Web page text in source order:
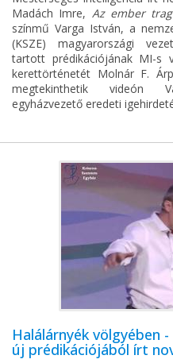
Madách Imre, Az ember
színmű Varga István, a
(KSZE) magyarországi
tartott prédikációjának MI-s
kerettörténetét Molnár F.
megtekinthetik videón
egyházvezető eredeti
Halálárnyék völgyében
új prédikációjából írt